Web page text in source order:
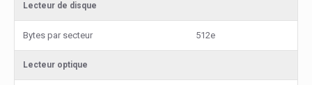
Lecteur de disque
Bytes par secteur 512e
Lecteur optique